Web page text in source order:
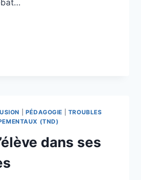
PÉDAGOGIE
TROUBLES
(TND)
dans ses